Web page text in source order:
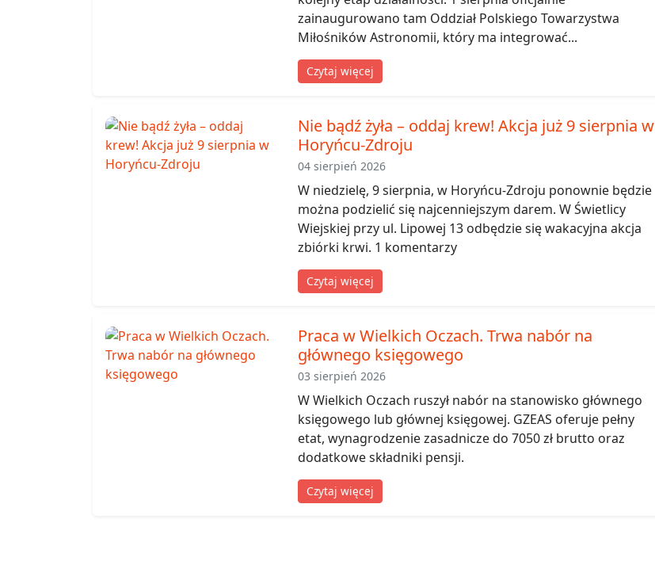
zainaugurowano tam Oddział Polskiego Towarzystwa
Miłośników Astronomii, który ma integrować...
Czytaj więcej
Nie bądź żyła – oddaj krew! Akcja już 9 sierpnia w
Horyńcu-Zdroju
04 sierpień 2026
W niedzielę, 9 sierpnia, w Horyńcu-Zdroju ponownie będzie
można podzielić się najcenniejszym darem. W Świetlicy
Wiejskiej przy ul. Lipowej 13 odbędzie się wakacyjna akcja
zbiórki krwi. 1 komentarzy
Czytaj więcej
Praca w Wielkich Oczach. Trwa nabór na
głównego księgowego
03 sierpień 2026
W Wielkich Oczach ruszył nabór na stanowisko głównego
księgowego lub głównej księgowej. GZEAS oferuje pełny
etat, wynagrodzenie zasadnicze do 7050 zł brutto oraz
dodatkowe składniki pensji.
Czytaj więcej